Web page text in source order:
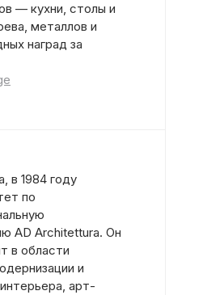
— кухни, столы и
металлов и
наград за
в 1984 году
по
AD Architettura. Он
в области
и
арт-